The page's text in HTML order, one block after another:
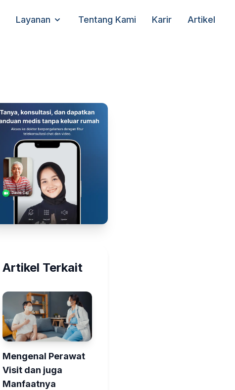
Layanan Tentang Kami Karir Artikel
Artikel Terkait
Mengenal Perawat
Visit dan juga
Manfaatnya